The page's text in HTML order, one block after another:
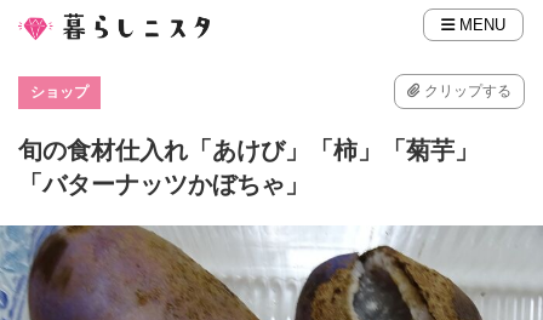
MENU
ショップ クリップする
旬の食材仕入れ「あけび」「柿」「菊芋」
「バターナッツかぼちゃ」